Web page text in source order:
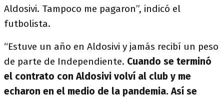
Aldosivi. Tampoco me pagaron”, indicó el
futbolista.
“Estuve un año en Aldosivi y jamás recibí un peso
de parte de Independiente. Cuando se terminó
el contrato con Aldosivi volví al club y me
echaron en el medio de la pandemia. Así se